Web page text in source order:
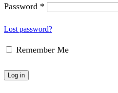
Password *
Lost password?
Remember Me
Log in